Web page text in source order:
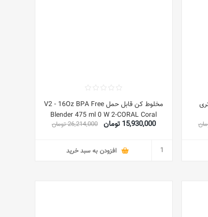
لیتری
مخلوط کن قابل حمل V2 - 16Oz BPA Free
Blender 475 ml 0 W 2-CORAL Coral
15,930,000 تومان 26,214,000 تومان
افزودن به سبد خرید